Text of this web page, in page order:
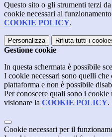
Questo sito o gli strumenti terzi
cookie necessari al
COOKIE POLICY.
Personalizza Rifiuta tutti i
Gestione cookie
In questa schermata è possibile
I cookie necessari sono quelli
piattaforma e non è possibile
Per conoscere quali sono i
visionare la COOKIE POLICY.
Cookie necessari per il